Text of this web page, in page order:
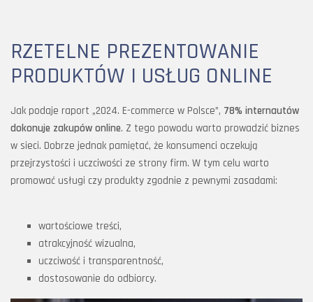
RZETELNE PREZENTOWANIE
PRODUKTÓW I USŁUG ONLINE
Jak podaje raport „2024. E-commerce w Polsce”, 78% internautów
dokonuje zakupów online. Z tego powodu warto prowadzić biznes
w sieci. Dobrze jednak pamiętać, że konsumenci oczekują
przejrzystości i uczciwości ze strony firm. W tym celu warto
promować usługi czy produkty zgodnie z pewnymi zasadami:
wartościowe treści,
atrakcyjność wizualna,
uczciwość i transparentność,
dostosowanie do odbiorcy.